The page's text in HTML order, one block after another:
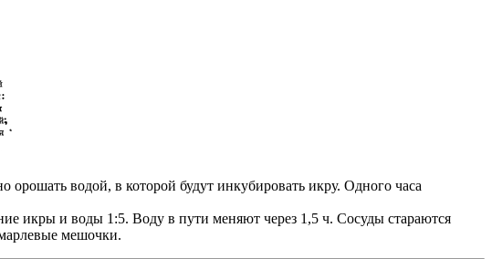
водой, в которой будут инкубировать икру. Одного часа
икры и воды 1:5. Воду в пути меняют через 1,5 ч. Сосуды стараются
мешочки.